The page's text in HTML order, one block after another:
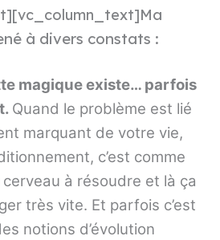
Ma
à divers constats :
magique existe… parfois
Quand le problème est lié
marquant de votre vie,
c’est comme
à résoudre et là ça
très vite. Et parfois c’est
notions d’évolution